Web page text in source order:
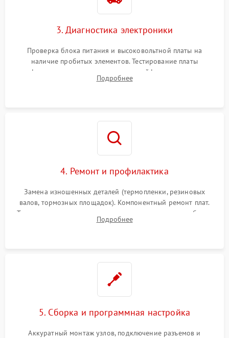
3. Диагностика электроники
Проверка блока питания и высоковольтной платы на
наличие пробитых элементов. Тестирование платы
форматирования, целостности шлейфов, контактов
картриджа и оптопар (датчиков прохождения и наличия
Подробнее
4. Ремонт и профилактика
Замена изношенных деталей (термопленки, резиновых
валов, тормозных площадок). Компонентный ремонт плат.
Тщательная очистка тракта печати, контактов и линз блока
лазера (LSU) от просыпанного тонера и пыли.
Подробнее
5. Сборка и программная настройка
Аккуратный монтаж узлов, подключение разъемов и